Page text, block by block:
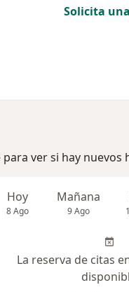
Solicita
ver si hay nuevos
Hoy
8 Ago
Mañana
9 Ago
La reserva de citas